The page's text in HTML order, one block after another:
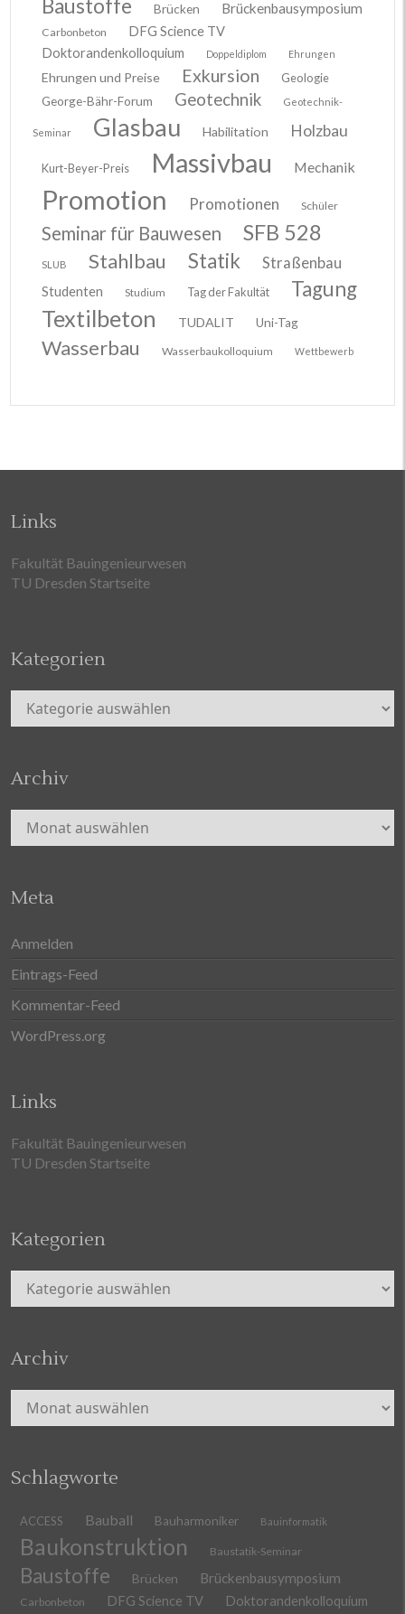
Baustoffe Brücken Brückenbausymposium
Carbonbeton
DFG Science TV
Doktorandenkolloquium
Doppeldiplom Ehrungen
Ehrungen und Preise Exkursion
Geologie
George-Bähr-Forum
Geotechnik Geotechnik-
Seminar Glasbau Habilitation Holzbau
Kurt-Beyer-Preis Massivbau Mechanik
Promotion Promotionen Schüler
Seminar für Bauwesen SFB 528
SLUB Stahlbau Statik Straßenbau
Studenten Studium Tag der Fakultät Tagung
Textilbeton TUDALIT Uni-Tag
Wasserbau Wasserbaukolloquium Wettbewerb
Links
Fakultät Bauingenieurwesen
TU Dresden Startseite
Kategorien
Kategorien
Archiv
Archiv
Meta
Anmelden
Eintrags-Feed
Kommentar-Feed
WordPress.org
Links
Fakultät Bauingenieurwesen
TU Dresden Startseite
Kategorien
Kategorien
Archiv
Archiv
Schlagworte
ACCESS Bauball Bauharmoniker Bauinformatik
Baukonstruktion Baustatik-Seminar
Baustoffe Brücken Brückenbausymposium
Carbonbeton DFG Science TV Doktorandenkolloquium